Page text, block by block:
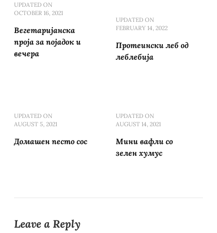
UPDATED ON
OCTOBER 16, 2021
Вегетаријанска
проја за појадок и
вечера
UPDATED ON
FEBRUARY 14, 2022
Протеински леб од
леблебија
UPDATED ON
AUGUST 5, 2021
Домашен песто сос
UPDATED ON
AUGUST 14, 2021
Мини вафли со
зелен хумус
Leave a Reply